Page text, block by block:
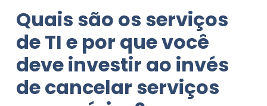
Quais são os serviços
de TI e por que você
deve investir ao invés
de cancelar serviços